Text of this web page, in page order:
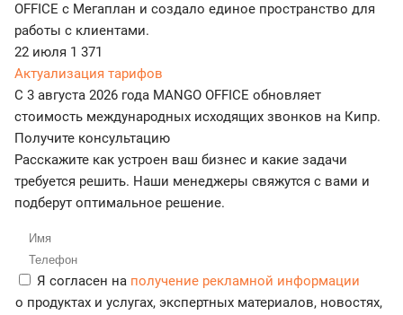
OFFICE с Мегаплан и создало единое пространство для
работы с клиентами.
22 июля 1 371
Актуализация тарифов
С 3 августа 2026 года MANGO OFFICE обновляет
стоимость международных исходящих звонков на Кипр.
Получите консультацию
Расскажите как устроен ваш бизнес и какие задачи
требуется решить. Наши менеджеры свяжутся с вами и
подберут оптимальное решение.
Я согласен на получение рекламной информации
о продуктах и услугах, экспертных материалов, новостях,